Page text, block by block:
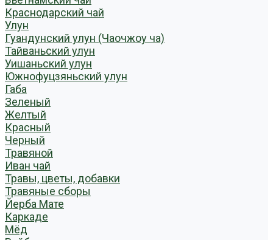
Краснодарский чай
Улун
Гуандунский улун (Чаочжоу ча)
Тайваньский улун
Уишаньский улун
Южнофуцзяньский улун
Габа
Зеленый
Желтый
Красный
Черный
Травяной
Иван чай
Травы, цветы, добавки
Травяные сборы
Йерба Мате
Каркаде
Мёд